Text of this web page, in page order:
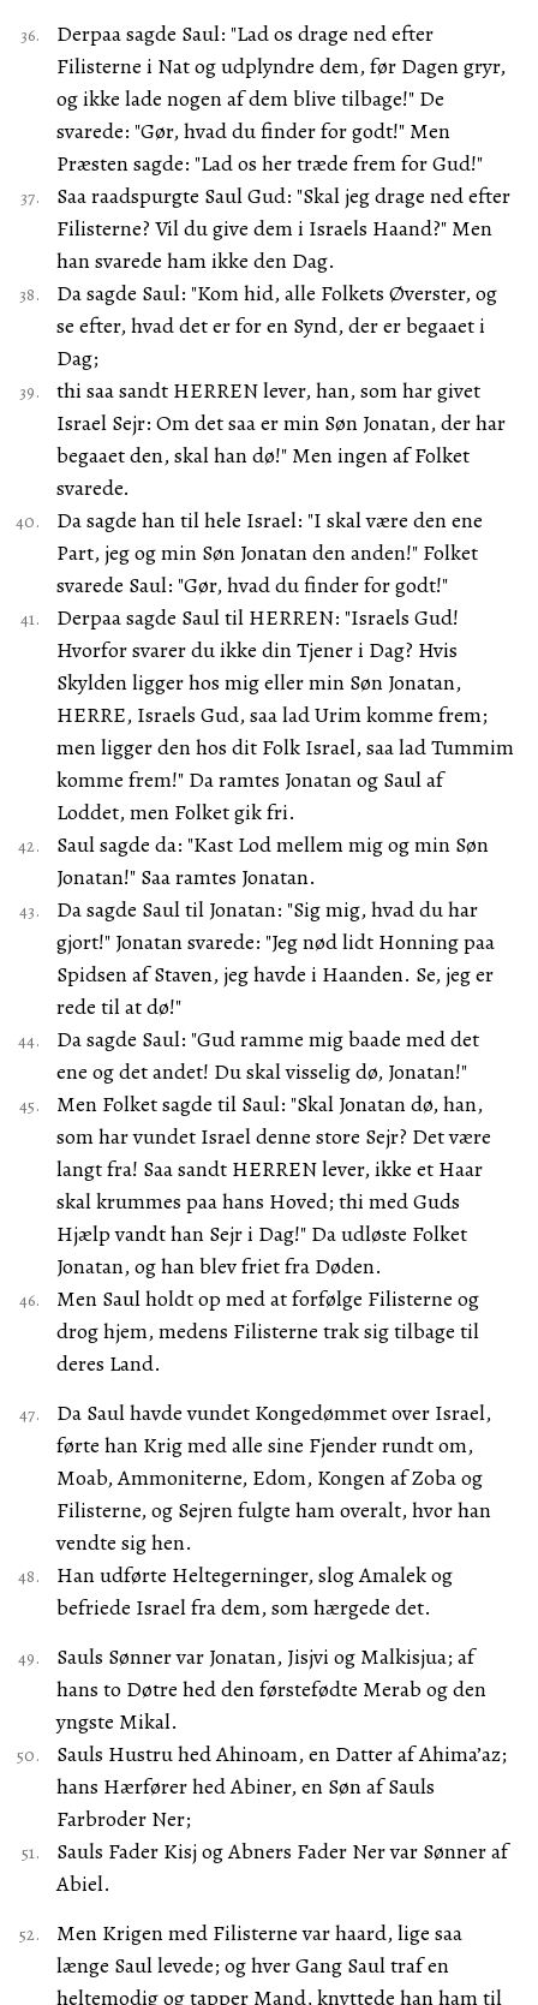
Derpaa sagde Saul: "Lad os drage ned efter
Filisterne i Nat og udplyndre dem, før Dagen gryr,
og ikke lade nogen af dem blive tilbage!" De
svarede: "Gør, hvad du finder for godt!" Men
Præsten sagde: "Lad os her træde frem for Gud!"
Saa raadspurgte Saul Gud: "Skal jeg drage ned efter
Filisterne? Vil du give dem i Israels Haand?" Men
han svarede ham ikke den Dag.
Da sagde Saul: "Kom hid, alle Folkets Øverster, og
se efter, hvad det er for en Synd, der er begaaet i
Dag;
thi saa sandt HERREN lever, han, som har givet
Israel Sejr: Om det saa er min Søn Jonatan, der har
begaaet den, skal han dø!" Men ingen af Folket
svarede.
Da sagde han til hele Israel: "I skal være den ene
Part, jeg og min Søn Jonatan den anden!" Folket
svarede Saul: "Gør, hvad du finder for godt!"
Derpaa sagde Saul til HERREN: "Israels Gud!
Hvorfor svarer du ikke din Tjener i Dag? Hvis
Skylden ligger hos mig eller min Søn Jonatan,
HERRE, Israels Gud, saa lad Urim komme frem;
men ligger den hos dit Folk Israel, saa lad Tummim
komme frem!" Da ramtes Jonatan og Saul af
Loddet, men Folket gik fri.
Saul sagde da: "Kast Lod mellem mig og min Søn
Jonatan!" Saa ramtes Jonatan.
Da sagde Saul til Jonatan: "Sig mig, hvad du har
gjort!" Jonatan svarede: "Jeg nød lidt Honning paa
Spidsen af Staven, jeg havde i Haanden. Se, jeg er
rede til at dø!"
Da sagde Saul: "Gud ramme mig baade med det
ene og det andet! Du skal visselig dø, Jonatan!"
Men Folket sagde til Saul: "Skal Jonatan dø, han,
som har vundet Israel denne store Sejr? Det være
langt fra! Saa sandt HERREN lever, ikke et Haar
skal krummes paa hans Hoved; thi med Guds
Hjælp vandt han Sejr i Dag!" Da udløste Folket
Jonatan, og han blev friet fra Døden.
Men Saul holdt op med at forfølge Filisterne og
drog hjem, medens Filisterne trak sig tilbage til
deres Land.
Da Saul havde vundet Kongedømmet over Israel,
førte han Krig med alle sine Fjender rundt om,
Moab, Ammoniterne, Edom, Kongen af Zoba og
Filisterne, og Sejren fulgte ham overalt, hvor han
vendte sig hen.
Han udførte Heltegerninger, slog Amalek og
befriede Israel fra dem, som hærgede det.
Sauls Sønner var Jonatan, Jisjvi og Malkisjua; af
hans to Døtre hed den førstefødte Merab og den
yngste Mikal.
Sauls Hustru hed Ahinoam, en Datter af Ahima’az;
hans Hærfører hed Abiner, en Søn af Sauls
Farbroder Ner;
Sauls Fader Kisj og Abners Fader Ner var Sønner af
Abiel.
Men Krigen med Filisterne var haard, lige saa
længe Saul levede; og hver Gang Saul traf en
heltemodig og tapper Mand, knyttede han ham til